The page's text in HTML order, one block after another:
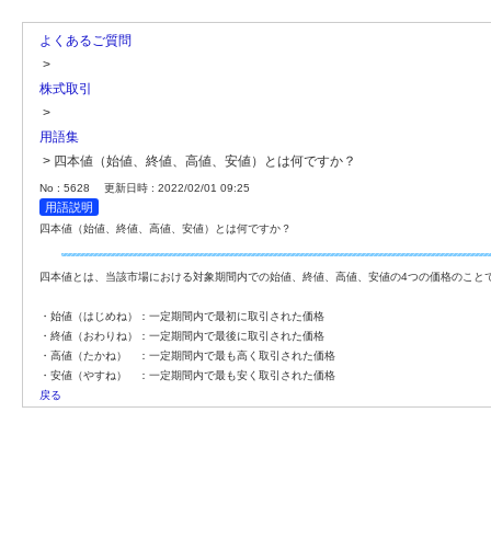
よくあるご質問
>
株式取引
>
用語集
> 四本値（始値、終値、高値、安値）とは何ですか？
No : 5628 更新日時 : 2022/02/01 09:25
用語説明
四本値（始値、終値、高値、安値）とは何ですか？
四本値とは、当該市場における対象期間内での始値、終値、高値、安値の4つの価格のこと
・始値（はじめね）：一定期間内で最初に取引された価格
・終値（おわりね）：一定期間内で最後に取引された価格
・高値（たかね） ：一定期間内で最も高く取引された価格
・安値（やすね） ：一定期間内で最も安く取引された価格
戻る